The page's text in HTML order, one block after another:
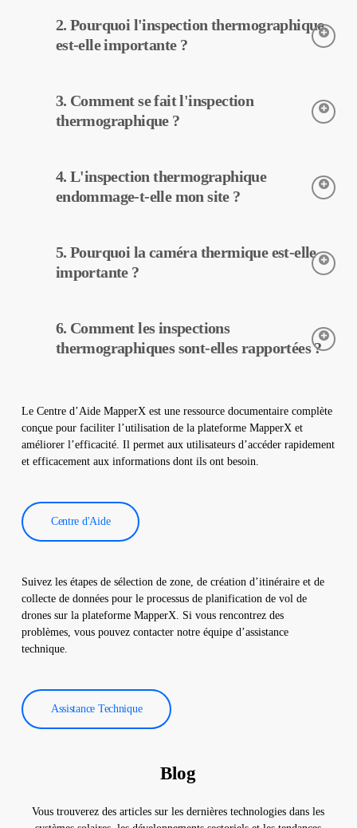
détecter les températures des équipements dans les centrales
solaires. Grâce à cette inspection, les pannes potentielles peuvent
2. Pourquoi l'inspection thermographique
est-elle importante ?
équipements dans les centrales solaires. Avec la détection
précoce des pannes et l’entretien préventif, les coûts
3. Comment se fait l'inspection
thermographique ?
thermiques. Ces caméras détectent les températures des
équipements, et ces données sont traitées et rapportées par
4. L'inspection thermographique
endommage-t-elle mon site ?
elle peut donc être réalisée sans aucun changement physique
dans votre centrale. Elle n’endommage pas votre site et
5. Pourquoi la caméra thermique est-elle
importante ?
précision les températures des équipements dans les centrales
solaires. Elles aident à la détection précoce des pannes et à
6. Comment les inspections
thermographiques sont-elles rapportées ?
notre logiciel, qui génère un rapport complet. Ces rapports sont
utilisés pour améliorer l’efficacité des centrales solaires et
réduire les coûts d’exploitation.
Le Centre d’Aide MapperX est une ressource documentaire complète
conçue pour faciliter l’utilisation de la plateforme MapperX et
améliorer l’efficacité. Il permet aux utilisateurs d’accéder rapidement
et efficacement aux informations dont ils ont besoin.
Centre d'Aide
Suivez les étapes de sélection de zone, de création d’itinéraire et de
collecte de données pour le processus de planification de vol de
drones sur la plateforme MapperX. Si vous rencontrez des
problèmes, vous pouvez contacter notre équipe d’assistance
technique.
Assistance Technique
Blog
Vous trouverez des articles sur les dernières technologies dans les